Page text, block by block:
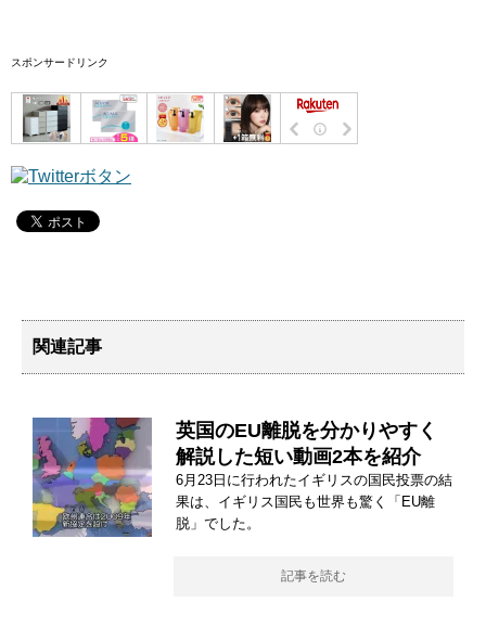
スポンサードリンク
関連記事
英国のEU離脱を分かりやすく
解説した短い動画2本を紹介
6月23日に行われたイギリスの国民投票の結
果は、イギリス国民も世界も驚く「EU離
脱」でした。
記事を読む